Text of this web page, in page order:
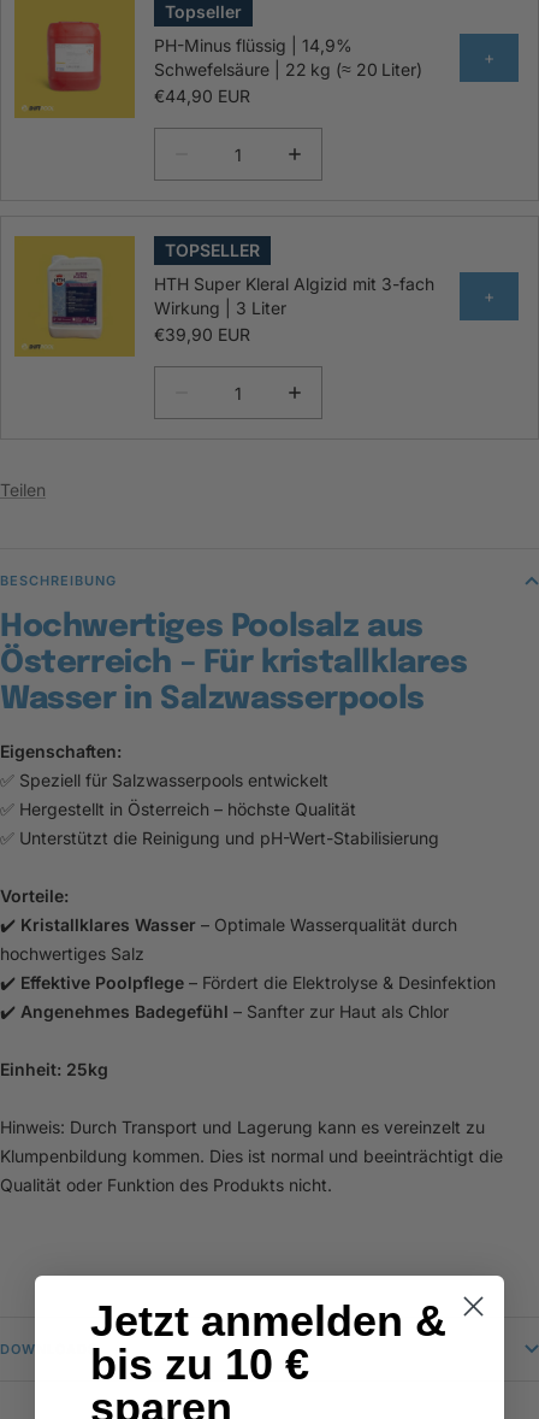
Topseller
PH-Minus flüssig | 14,9%
Schwefelsäure | 22 kg (≈ 20 Liter)
€44,90 EUR
+
TOPSELLER
HTH Super Kleral Algizid mit 3-fach
Wirkung | 3 Liter
€39,90 EUR
+
Teilen
BESCHREIBUNG
Hochwertiges Poolsalz aus
Österreich – Für kristallklares
Wasser in Salzwasserpools
Eigenschaften:
✅ Speziell für Salzwasserpools entwickelt
✅ Hergestellt in Österreich – höchste Qualität
✅ Unterstützt die Reinigung und pH-Wert-Stabilisierung
Vorteile:
✔️ Kristallklares Wasser – Optimale Wasserqualität durch
hochwertiges Salz
✔️ Effektive Poolpflege – Fördert die Elektrolyse & Desinfektion
✔️ Angenehmes Badegefühl – Sanfter zur Haut als Chlor
Einheit: 25kg
Hinweis: Durch Transport und Lagerung kann es vereinzelt zu
Klumpenbildung kommen. Dies ist normal und beeinträchtigt die
Qualität oder Funktion des Produkts nicht.
DOWNLOADS
Jetzt anmelden &
bis zu 10 €
sparen